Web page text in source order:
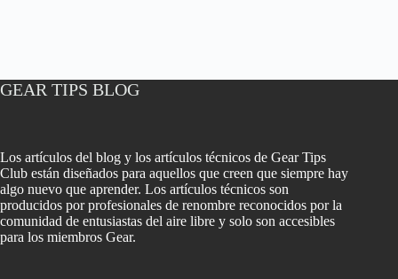
GEAR TIPS BLOG
Los artículos del blog y los artículos técnicos de Gear Tips
Club están diseñados para aquellos que creen que siempre hay
algo nuevo que aprender. Los artículos técnicos son
producidos por profesionales de renombre reconocidos por la
comunidad de entusiastas del aire libre y solo son accesibles
para los miembros Gear.